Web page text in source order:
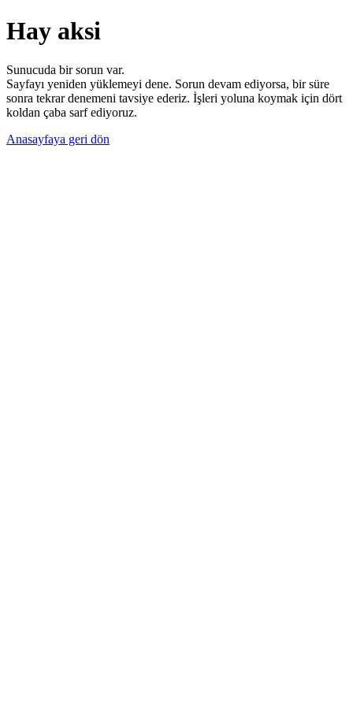
Hay aksi
Sunucuda bir sorun var.
Sayfayı yeniden yüklemeyi dene. Sorun devam ediyorsa, bir süre
sonra tekrar denemeni tavsiye ederiz. İşleri yoluna koymak için dört
koldan çaba sarf ediyoruz.
Anasayfaya geri dön